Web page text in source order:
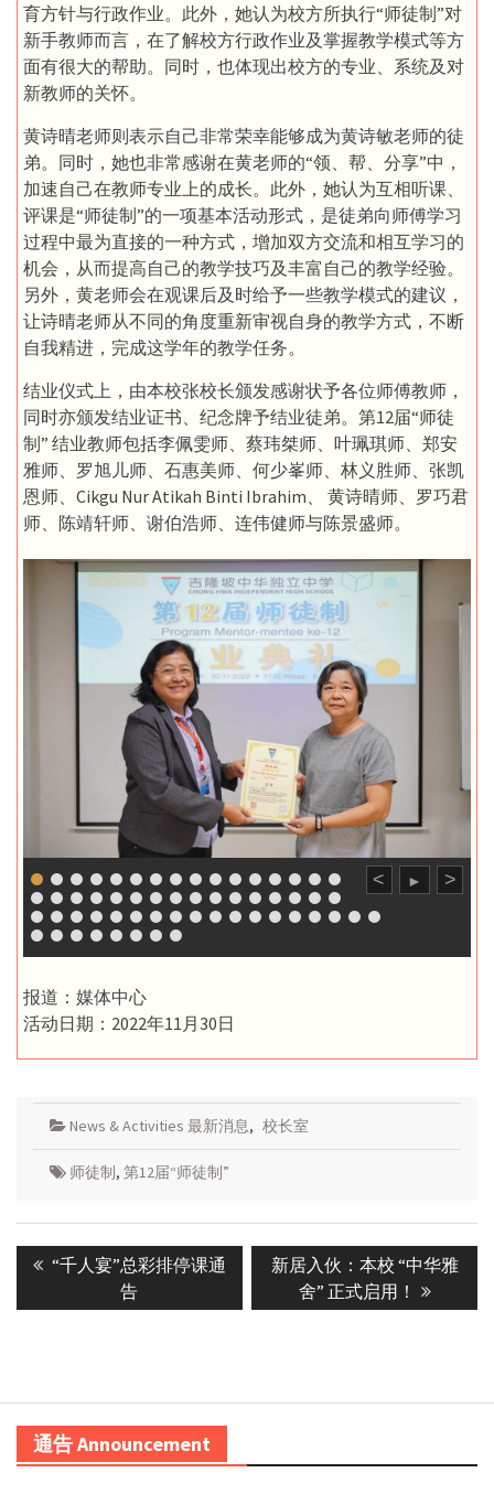
育方针与行政作业。此外，她认为校方所执行“师徒制”对
新手教师而言，在了解校方行政作业及掌握教学模式等方
面有很大的帮助。同时，也体现出校方的专业、系统及对
新教师的关怀。
黄诗晴老师则表示自己非常荣幸能够成为黄诗敏老师的徒
弟。同时，她也非常感谢在黄老师的“领、帮、分享”中，
加速自己在教师专业上的成长。此外，她认为互相听课、
评课是“师徒制”的一项基本活动形式，是徒弟向师傅学习
过程中最为直接的一种方式，增加双方交流和相互学习的
机会，从而提高自己的教学技巧及丰富自己的教学经验。
另外，黄老师会在观课后及时给予一些教学模式的建议，
让诗晴老师从不同的角度重新审视自身的教学方式，不断
自我精进，完成这学年的教学任务。
结业仪式上，由本校张校长颁发感谢状予各位师傅教师，
同时亦颁发结业证书、纪念牌予结业徒弟。第12届“师徒
制” 结业教师包括李佩雯师、蔡玮桀师、叶珮琪师、郑安
雅师、罗旭儿师、石惠美师、何少峯师、林义胜师、张凯
恩师、Cikgu Nur Atikah Binti Ibrahim、 黄诗晴师、罗巧君
师、陈靖轩师、谢伯浩师、连伟健师与陈景盛师。
< ► >
报道：媒体中心
活动日期：2022年11月30日
News & Activities 最新消息, 校长室
师徒制, 第12届“师徒制”
Post
navigation
Previous
“千人宴”总彩排停课通
告
Next
post:
新居入伙：本校 “中华雅
舍” 正式启用！
通告 Announcement